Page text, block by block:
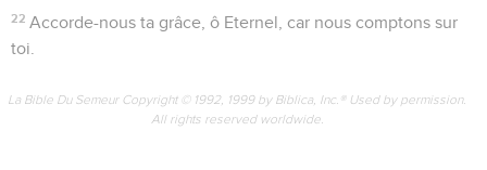
22 Accorde-nous ta grâce, ô Eternel, car nous comptons sur
toi.
La Bible Du Semeur Copyright © 1992, 1999 by Biblica, Inc.® Used by permission.
All rights reserved worldwide.